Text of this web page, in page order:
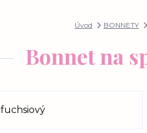
Úvod BONNETY
Bonnet na